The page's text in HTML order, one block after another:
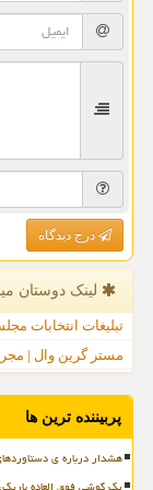
درج دیدگاه
لینک دوستان
تبلیغات انتخابات
مستر گرین وال |
پربیننده ترین ها
هشدار درباره ی